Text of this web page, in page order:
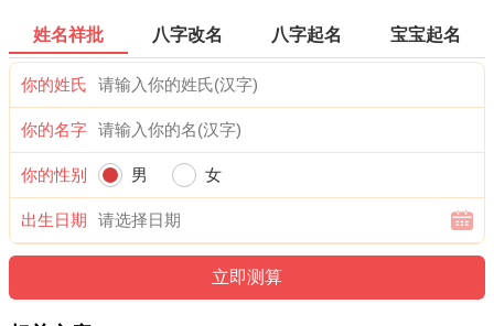
姓名祥批 八字改名 八字起名 宝宝起名
你的姓氏
你的名字
你的性别 男 女
出生日期